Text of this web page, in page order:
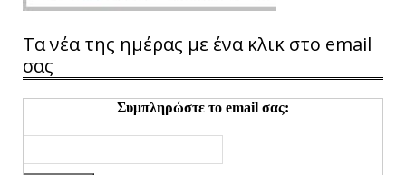
Τα νέα της ημέρας με ένα κλικ στο email
σας
Συμπληρώστε το email σας: